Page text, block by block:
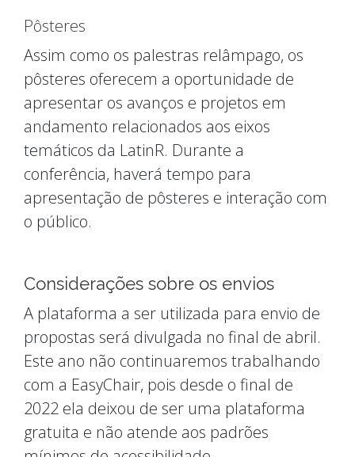
Pôsteres
Assim como os palestras relâmpago, os
pôsteres oferecem a oportunidade de
apresentar os avanços e projetos em
andamento relacionados aos eixos
temáticos da LatinR. Durante a
conferência, haverá tempo para
apresentação de pôsteres e interação com
o público.
Considerações sobre os envios
A plataforma a ser utilizada para envio de
propostas será divulgada no final de abril.
Este ano não continuaremos trabalhando
com a EasyChair, pois desde o final de
2022 ela deixou de ser uma plataforma
gratuita e não atende aos padrões